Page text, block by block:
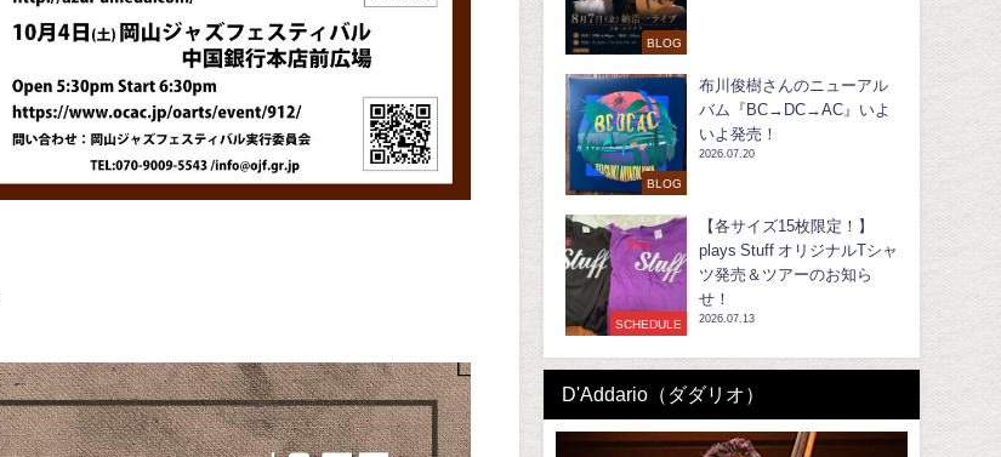
BLOG
BLOG
布川俊樹さんのニューアル
バム『BC→DC→AC』いよ
いよ発売！
2026.07.20
SCHEDULE
【各サイズ15枚限定！】
plays Stuff オリジナルTシャ
ツ発売＆ツアーのお知ら
せ！
2026.07.13
D'Addario（ダダリオ）